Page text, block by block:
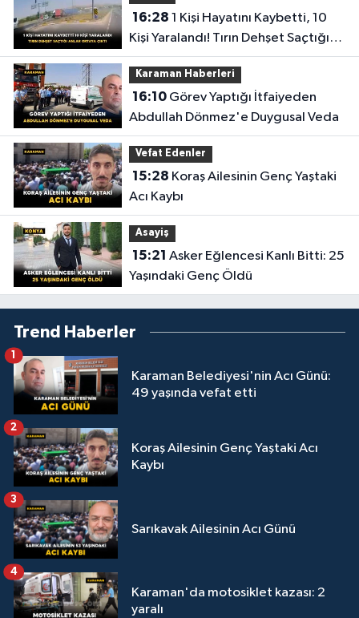
16:28
Kişi Yaralandı! Tırın Dehşet Saçtığı
Anlar Ortaya Çıktı
Karaman Haberleri
16:10Görev Yaptığı İtfaiyeden
Abdullah Dönmez'e Duygusal Veda
Vefat Edenler
15:28
Acı Kaybı
Asayiş
15:21
Yaşındaki Genç Öldü
Trend Haberler
Karaman Belediyesi'nin Acı Günü:
49 yaşında vefat etti
1
Koraş Ailesinin Genç Yaştaki Acı
Kaybı
2
Sarıkavak Ailesinin Acı Günü
3
Karaman'da motosiklet kazası: 2
yaralı
4